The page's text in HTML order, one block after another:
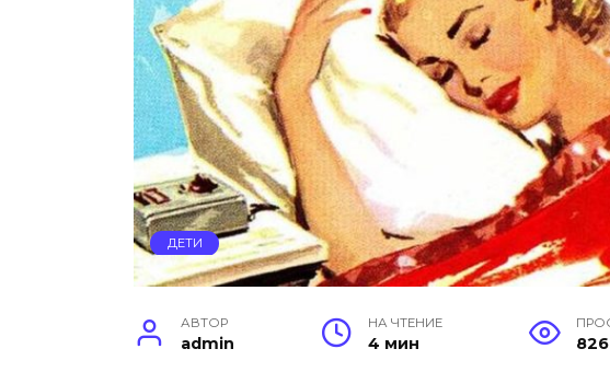
ДЕТИ
АВТОР
admin
НА ЧТЕНИЕ
4 мин 826